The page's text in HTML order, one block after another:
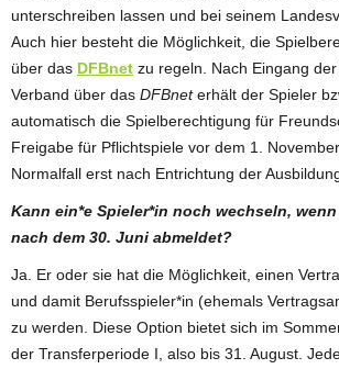
unterschreiben lassen und bei seinem
Auch hier besteht die Möglichkeit, die
über das DFBnet zu regeln. Nach Eingang
Verband über das DFBneterhält der Spieler
automatisch die Spielberechtigung für
Freigabe für Pflichtspiele vor dem 1.
Normalfall erst nach Entrichtung der
Kann ein*e Spieler*in noch wechseln,
nach dem 30. Juni abmeldet?
Ja. Er oder sie hat die Möglichkeit, einen
und damit Berufsspieler*in (ehemals
zu werden. Diese Option bietet sich im
der Transferperiode I, also bis 31. August.